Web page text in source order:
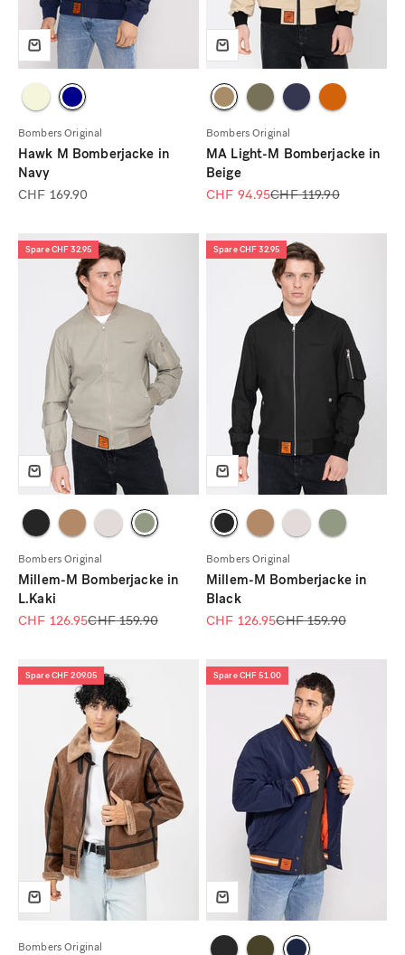
Bombers Original
Hawk M Bomberjacke in
Navy
Angebot
CHF 169.90
Bombers Original
MA Light-M Bomberjacke in
Beige
Angebot
CHF 94.95Regulärer Preis
CHF 119.90
Spare CHF 32.95
Bombers Original
Millem-M Bomberjacke in
L.Kaki
Angebot
CHF 126.95Regulärer Preis
CHF 159.90
Spare CHF 32.95
Bombers Original
Millem-M Bomberjacke in
Black
Angebot
CHF 126.95Regulärer Preis
CHF 159.90
Spare CHF 209.05
Bombers Original
Spare CHF 51.00